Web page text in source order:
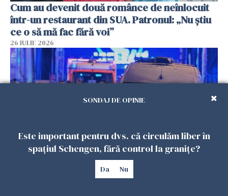
Cum au devenit două românce de neînlocuit
într-un restaurant din SUA. Patronul: „Nu știu
ce o să mă fac fără voi”
26 IULIE 2026
Teroare la Berlin, în timpul Gay Pride: o dubiță
a intrat în mulțime. Un mort și 15 răniți
SONDAJ DE OPINIE
Este important pentru dvs. că circulăm liber în
spațiul Schengen, fără control la granițe?
Da Nu